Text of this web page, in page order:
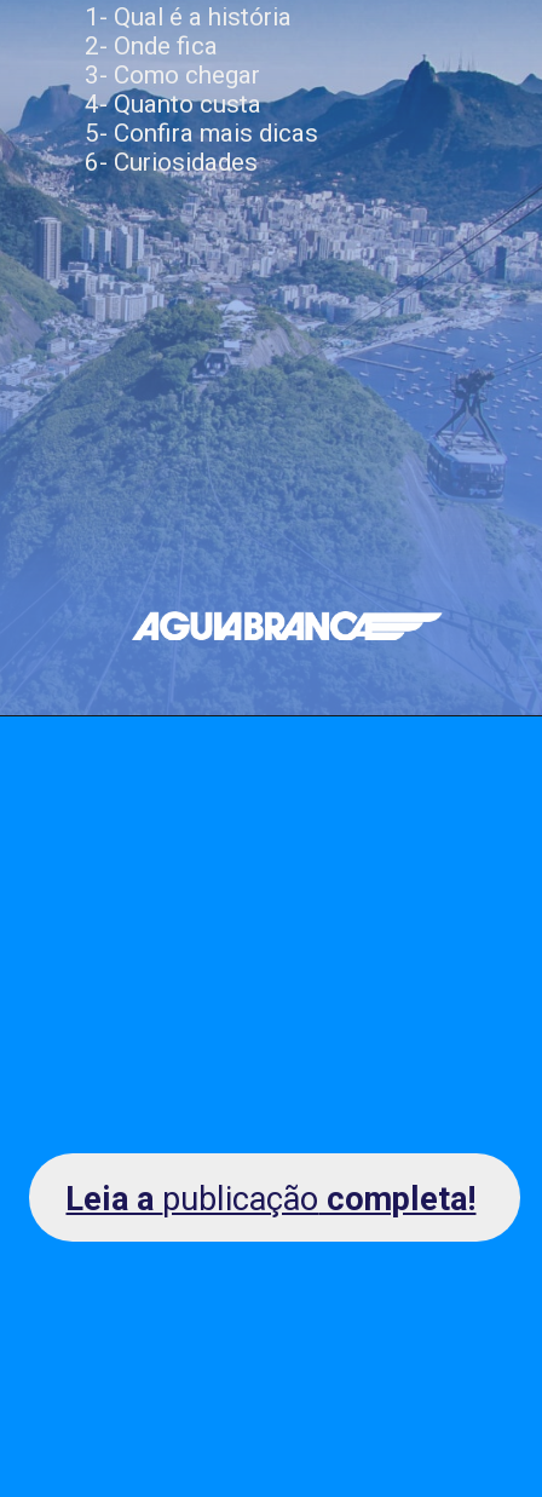
1- Qual é a história
2- Onde fica
3- Como chegar
4- Quanto custa
5- Confira mais dicas
6- Curiosidades
Leia a publicação completa!